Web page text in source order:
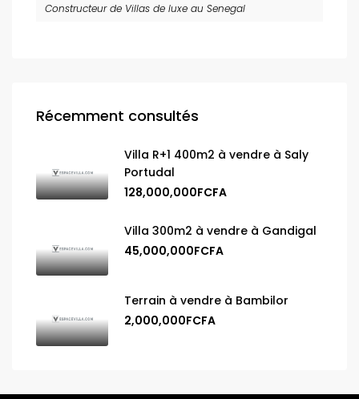
Constructeur de Villas de luxe au Senegal
Récemment consultés
Villa R+1 400m2 à vendre à Saly
Portudal
128,000,000FCFA
Villa 300m2 à vendre à Gandigal
45,000,000FCFA
Terrain à vendre à Bambilor
2,000,000FCFA